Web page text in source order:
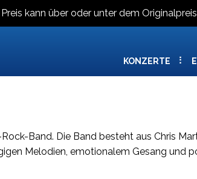
kann über oder unter dem
KONZERTE
Band. Die Band besteht aus Chris
Melodien, emotionalem Gesang und